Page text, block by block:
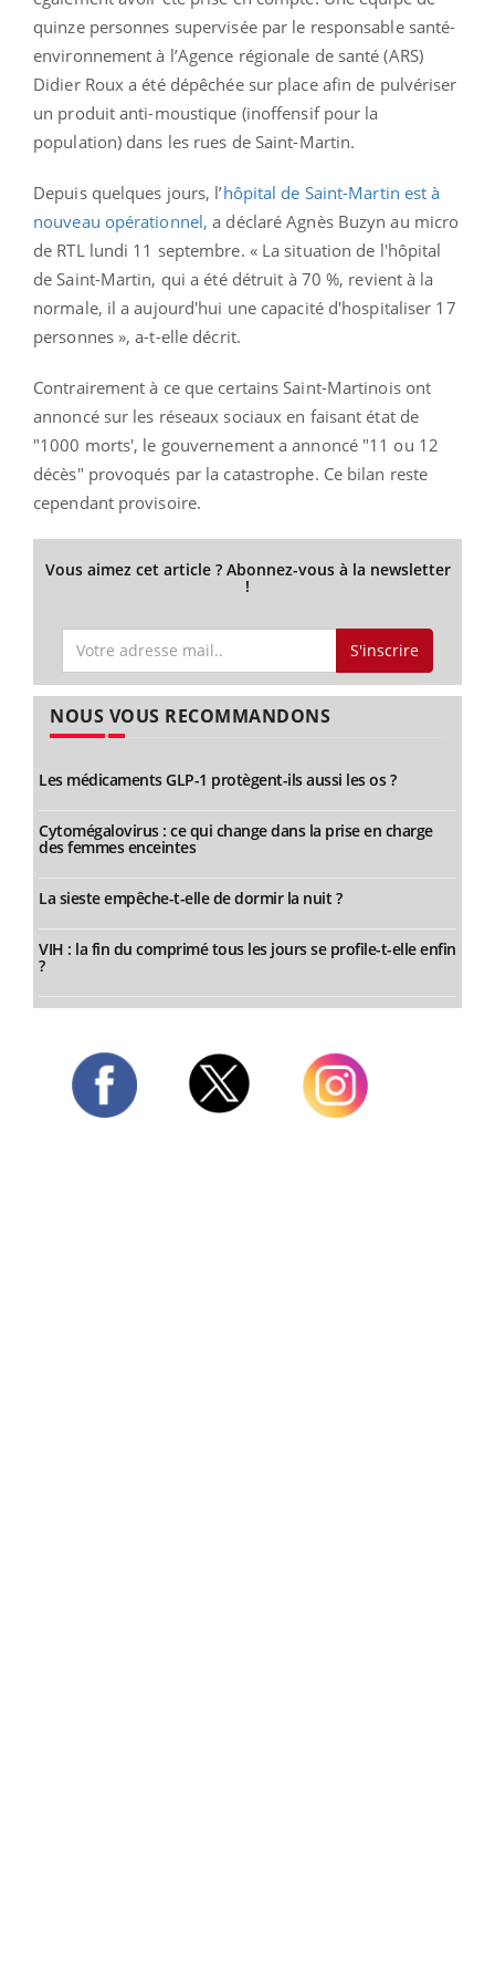
quinze personnes supervisée par le responsable santé-
environnement à l’Agence régionale de santé (ARS)
Didier Roux a été dépêchée sur place afin de pulvériser
un produit anti-moustique (inoffensif pour la
population) dans les rues de Saint-Martin.
Depuis quelques jours, l’hôpital de Saint-Martin est à
nouveau opérationnel, a déclaré Agnès Buzyn au micro
de RTL lundi 11 septembre. « La situation de l'hôpital
de Saint-Martin, qui a été détruit à 70 %, revient à la
normale, il a aujourd'hui une capacité d'hospitaliser 17
personnes », a-t-elle décrit.
Contrairement à ce que certains Saint-Martinois ont
annoncé sur les réseaux sociaux en faisant état de
"1000 morts', le gouvernement a annoncé "11 ou 12
décès" provoqués par la catastrophe. Ce bilan reste
cependant provisoire.
Vous aimez cet article ? Abonnez-vous à la newsletter
!
S'inscrire
NOUS VOUS RECOMMANDONS
Les médicaments GLP-1 protègent-ils aussi les os ?
Cytomégalovirus : ce qui change dans la prise en charge
des femmes enceintes
La sieste empêche-t-elle de dormir la nuit ?
VIH : la fin du comprimé tous les jours se profile-t-elle enfin
?